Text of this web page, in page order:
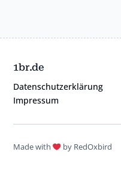
1br.de
Datenschutzerklärung
Impressum
Made with by RedOxbird